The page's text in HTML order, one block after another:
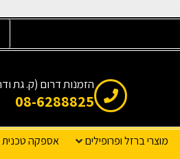
הזמנות דרום (ק. גת
08-6288825
מוצרי ברזל ופרופילים
אספקה טכנית